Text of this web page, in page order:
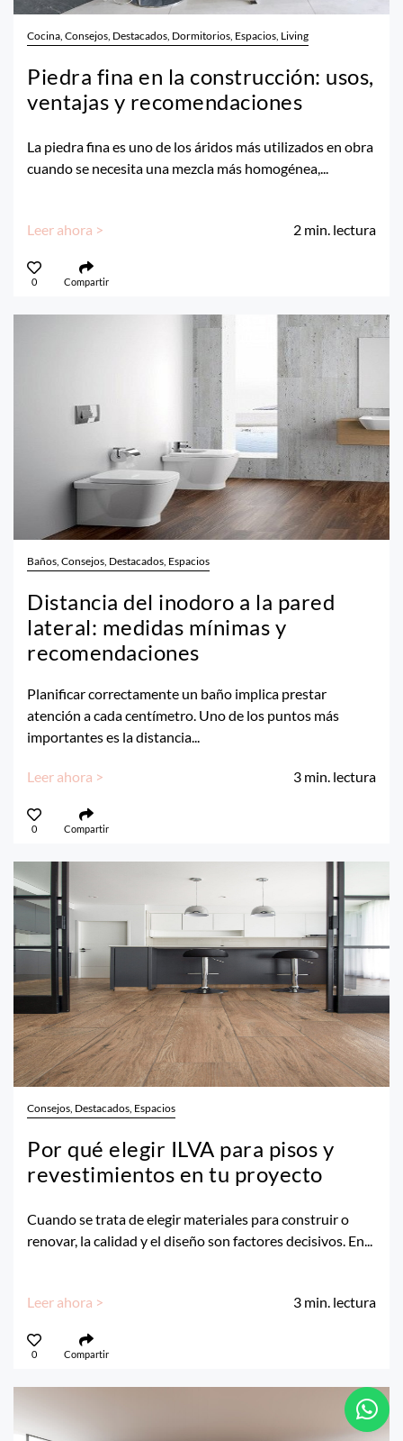
Cocina, Consejos, Destacados, Dormitorios, Espacios, Living
Piedra fina en la construcción: usos,
ventajas y recomendaciones
La piedra fina es uno de los áridos más utilizados en obra
cuando se necesita una mezcla más homogénea,...
Leer ahora > 2 min. lectura
0 Compartir
Baños, Consejos, Destacados, Espacios
Distancia del inodoro a la pared
lateral: medidas mínimas y
recomendaciones
Planificar correctamente un baño implica prestar
atención a cada centímetro. Uno de los puntos más
importantes es la distancia...
Leer ahora > 3 min. lectura
0 Compartir
Consejos, Destacados, Espacios
Por qué elegir ILVA para pisos y
revestimientos en tu proyecto
Cuando se trata de elegir materiales para construir o
renovar, la calidad y el diseño son factores decisivos. En...
Leer ahora > 3 min. lectura
0 Compartir